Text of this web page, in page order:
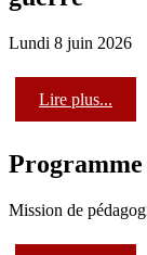
Lundi 8 juin 2026
Lire plus...
Mission de